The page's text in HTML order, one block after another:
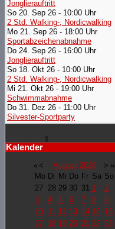
Jonglierauftritt
So 20. Sep 26 - 10:00 Uhr
2 Std. Walking-, Nordicwalking
Mo 21. Sep 26 - 18:00 Uhr
Sportabzeichenabnahme
Do 24. Sep 26 - 16:00 Uhr
Jonglierauftritt
So 18. Okt 26 - 10:00 Uhr
2 Std. Walking-, Nordicwalking
Mi 21. Okt 26 - 19:00 Uhr
Schwimmabnahme
Do 31. Dez 26 - 11:00 Uhr
Silvester-Sportparty
Kalender
« < August 2026 > »
Mo Di Mi Do Fr Sa So
27 28 29 30 31 1
2
3
4 5 6 7 8
9
10 11 12 13 14 15 16
17 18 19 20 21 22 23